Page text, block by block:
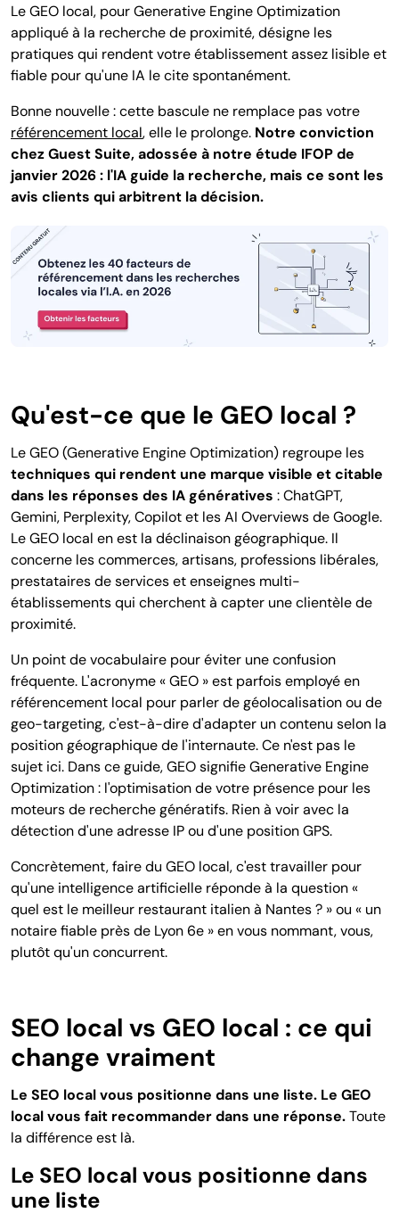
Le GEO local, pour Generative Engine Optimization
appliqué à la recherche de proximité, désigne les
pratiques qui rendent votre établissement assez lisible et
fiable pour qu'une IA le cite spontanément.
Bonne nouvelle : cette bascule ne remplace pas votre
référencement local, elle le prolonge. Notre conviction
chez Guest Suite, adossée à notre étude IFOP de
janvier 2026 : l'IA guide la recherche, mais ce sont les
avis clients qui arbitrent la décision.
Qu'est-ce que le GEO local ?
Le GEO (Generative Engine Optimization) regroupe les
techniques qui rendent une marque visible et citable
dans les réponses des IA génératives : ChatGPT,
Gemini, Perplexity, Copilot et les AI Overviews de Google.
Le GEO local en est la déclinaison géographique. Il
concerne les commerces, artisans, professions libérales,
prestataires de services et enseignes multi-
établissements qui cherchent à capter une clientèle de
proximité.
Un point de vocabulaire pour éviter une confusion
fréquente. L'acronyme « GEO » est parfois employé en
référencement local pour parler de géolocalisation ou de
geo-targeting, c'est-à-dire d'adapter un contenu selon la
position géographique de l'internaute. Ce n'est pas le
sujet ici. Dans ce guide, GEO signifie Generative Engine
Optimization : l'optimisation de votre présence pour les
moteurs de recherche génératifs. Rien à voir avec la
détection d'une adresse IP ou d'une position GPS.
Concrètement, faire du GEO local, c'est travailler pour
qu'une intelligence artificielle réponde à la question «
quel est le meilleur restaurant italien à Nantes ? » ou « un
notaire fiable près de Lyon 6e » en vous nommant, vous,
plutôt qu'un concurrent.
SEO local vs GEO local : ce qui
change vraiment
Le SEO local vous positionne dans une liste. Le GEO
local vous fait recommander dans une réponse.Toute
la différence est là.
Le SEO local vous positionne dans
une liste